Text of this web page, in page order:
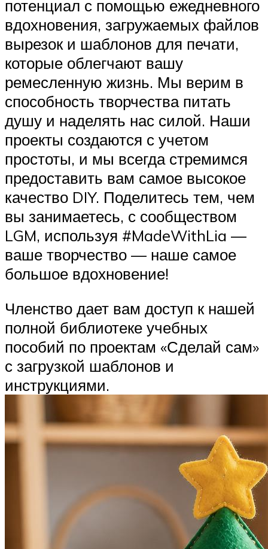
потенциал с помощью ежедневного
вдохновения, загружаемых файлов
вырезок и шаблонов для печати,
которые облегчают вашу
ремесленную жизнь. Мы верим в
способность творчества питать
душу и наделять нас силой. Наши
проекты создаются с учетом
простоты, и мы всегда стремимся
предоставить вам самое высокое
качество DIY. Поделитесь тем, чем
вы занимаетесь, с сообществом
LGM, используя #MadeWithLia —
ваше творчество — наше самое
большое вдохновение!
Членство дает вам доступ к нашей
полной библиотеке учебных
пособий по проектам «Сделай сам»
с загрузкой шаблонов и
инструкциями.